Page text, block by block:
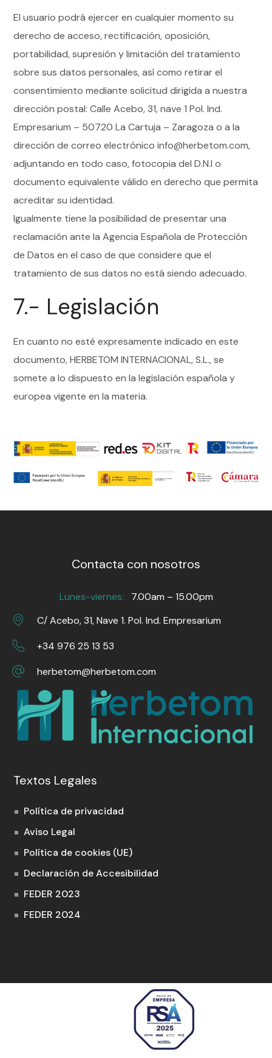
El usuario podrá ejercer en cualquier momento su
derecho de acceso, rectificación, oposición,
portabilidad, supresión y limitación del tratamiento
sobre sus datos personales, así como retirar el
consentimiento mediante solicitud dirigida a nuestra
dirección postal: Calle Acebo, 31, nave 1 Pol. Ind.
Empresarium – 50720 La Cartuja – Zaragoza o a la
dirección de correo electrónico info@herbetom.com,
adjuntando en todo caso, fotocopia del D.N.I o
documento equivalente válido en derecho que permita
acreditar su identidad.
Igualmente tiene la posibilidad de presentar una
reclamación ante la Agencia Española de Protección
de Datos en el caso de que considere que el
tratamiento de sus datos no está siendo adecuado.
7.- Legislación
En cuanto no esté expresamente indicado en este
documento, HERBETOM INTERNACIONAL, S.L., se
somete a lo dispuesto en la legislación española y
europea vigente en la materia.
Contacta con nosotros
Lunes-viernes: 7.00am – 15.00pm
C/ Acebo, 31, Nave 1. Pol. Ind. Empresarium
+34 976 25 13 53
herbetom@herbetom.com
Textos Legales
Política de privacidad
Aviso Legal
Política de cookies (UE)
Declaración de Accesibilidad
FEDER 2023
FEDER 2024